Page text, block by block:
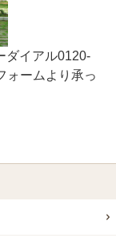
ダイアル0120-
ォームより承っ